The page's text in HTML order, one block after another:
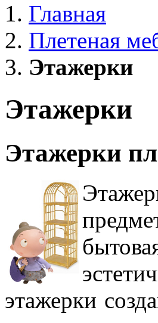
Главная
Плетеная
Этажерки
Этажерки
Этажерки
этажерки